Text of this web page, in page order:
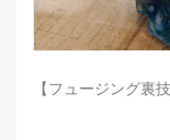
【フュージング裏